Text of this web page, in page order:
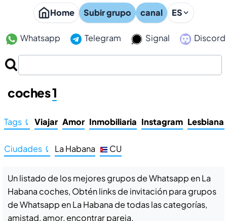
Home Subir grupo canal ES
Whatsapp Telegram Signal Discord
Grupos de Whatsapp en La Habana
coches1
Tags ⤹ Viajar Amor Inmobiliaria Instagram
Ciudades ⤹ La Habana CU
Un listado de los mejores grupos de Whatsapp en La
Habana coches, Obtén links de invitación para grupos
de Whatsapp en La Habana de todas las categorías,
amistad, amor, encontrar pareja.